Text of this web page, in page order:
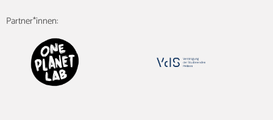
Partner*innen: